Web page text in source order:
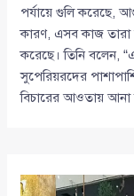
পর্যায়ে গুলি করেছে,
কারণ, এসব কাজ তারা
করেছে। তিনি বলেন,
সুপেরিয়রদের
বিচারের আওতায় আনা